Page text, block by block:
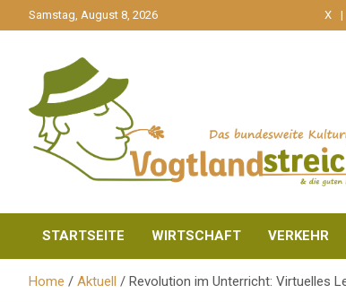
zum
Samstag, August 8, 2026 X
Vogtlandstreicher
STARTSEITE WIRTSCHAFT VERKEHR
Home Aktuell Revolution im Unterricht: Virtuelles